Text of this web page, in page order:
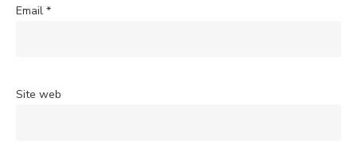
Email *
Site web